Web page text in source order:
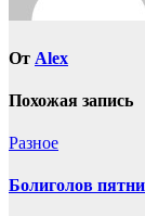
От Alex
Похожая запись
Разное
Болиголов